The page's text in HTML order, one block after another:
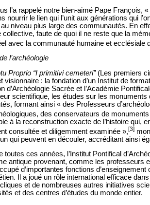
l’a rappelé notre bien-aimé Pape François,
nourrir le lien qui l’unit aux générations qui
niveau plus large des communautés. En
faute de quoi il ne reste que la
avec la communauté humaine et ecclésiale
l’archéologie
Proprio “I primitivi cemeteri”(Les premiers
visionnaire : la fondation d’un Institut de
d’Archéologie Sacrée et l’Académie
scientifique, les études sur les
formant ainsi « des Professeurs
des conservateurs de
à la reconstruction exacte de l’histoire qui,
consultée et diligemment examinée »,[3]
qui peuvent en découler, accréditant ainsi
toutes ces années, l’Institut Pontifical
antique provenant, comme les professeurs
d’importantes fonctions
Il a joué un rôle international efficace
et de nombreuses autres initiatives
et des centres d’études du monde entier.